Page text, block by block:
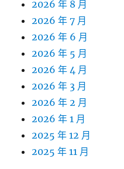
2026 年 8 月
2026 年 7 月
2026 年 6 月
2026 年 5 月
2026 年 4 月
2026 年 3 月
2026 年 2 月
2026 年 1 月
2025 年 12 月
2025 年 11 月